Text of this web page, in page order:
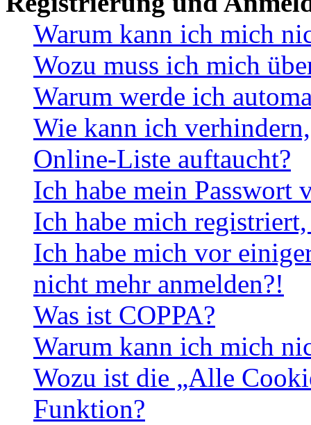
Warum kann ich mich
Wozu muss ich mich
Warum werde ich
Wie kann ich
Online-Liste auftaucht?
Ich habe mein Passwort
Ich habe mich
Ich habe mich vor
nicht mehr anmelden?!
Was ist COPPA?
Warum kann ich mich
Wozu ist die „Alle
Funktion?